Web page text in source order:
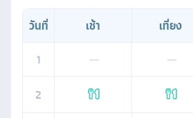
วันที่ เช้า เที่ยง
1
— —
2